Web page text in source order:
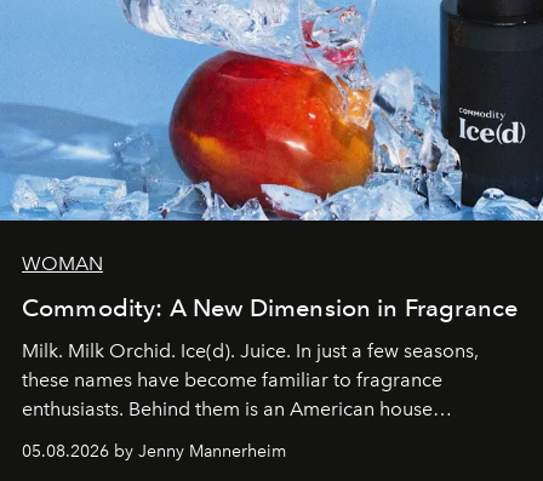
WOMAN
Commodity: A New Dimension in Fragrance
Milk. Milk Orchid. Ice(d). Juice. In just a few seasons,
these names have become familiar to fragrance
enthusiasts. Behind them is an American house
redefining the codes of contemporary perfumery with
an approach that is as intuitive as it is personal:
05.08.2026 by Jenny Mannerheim